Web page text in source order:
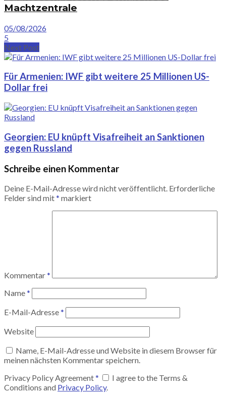
Machtzentrale
05/08/2026
5
Next Post
Für Armenien: IWF gibt weitere 25 Millionen US-
Dollar frei
Georgien: EU knüpft Visafreiheit an Sanktionen
gegen Russland
Schreibe einen Kommentar
Deine E-Mail-Adresse wird nicht veröffentlicht. Erforderliche
Felder sind mit* markiert
Kommentar*
Name*
E-Mail-Adresse*
Website
Name, E-Mail-Adresse und Website in diesem Browser für
meinen nächsten Kommentar speichern.
Privacy Policy Agreement*
I agree to the Terms &
Conditions and Privacy Policy.